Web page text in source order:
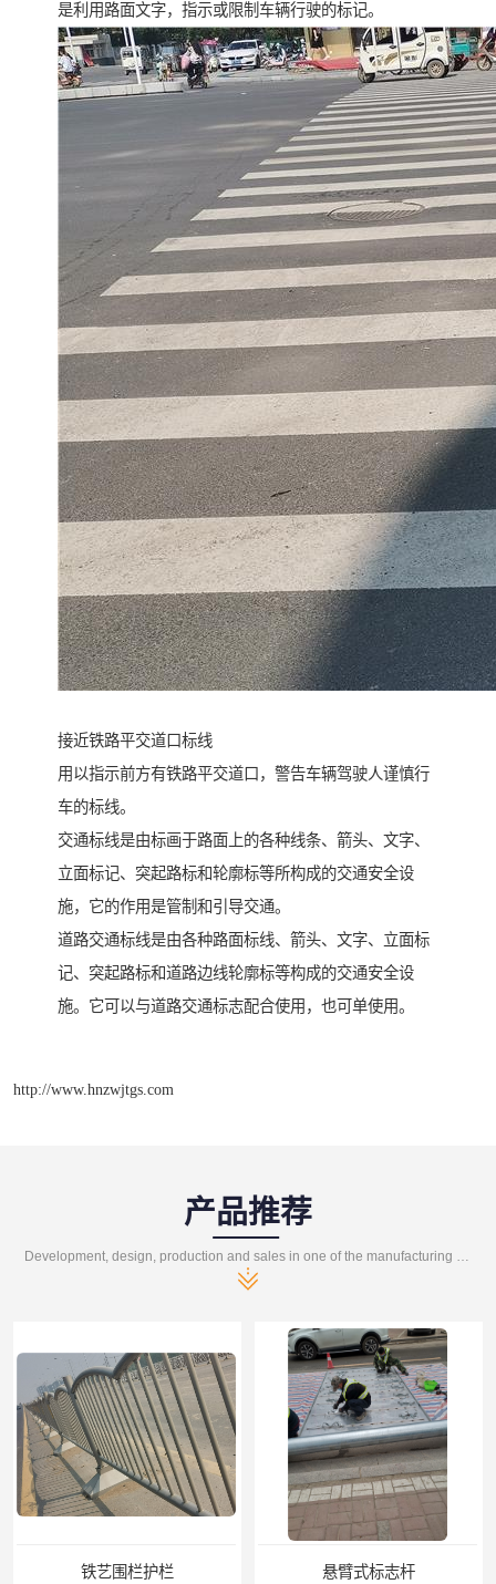
是利用路面文字，指示或限制车辆行驶的标记。
接近铁路平交道口标线
用以指示前方有铁路平交道口，警告车辆驾驶人谨慎行
车的标线。
交通标线是由标画于路面上的各种线条、箭头、文字、
立面标记、突起路标和轮廓标等所构成的交通安全设
施，它的作用是管制和引导交通。
道路交通标线是由各种路面标线、箭头、文字、立面标
记、突起路标和道路边线轮廓标等构成的交通安全设
施。它可以与道路交通标志配合使用，也可单使用。
http://www.hnzwjtgs.com
产品推荐
铁艺围栏护栏 悬臂式标志杆